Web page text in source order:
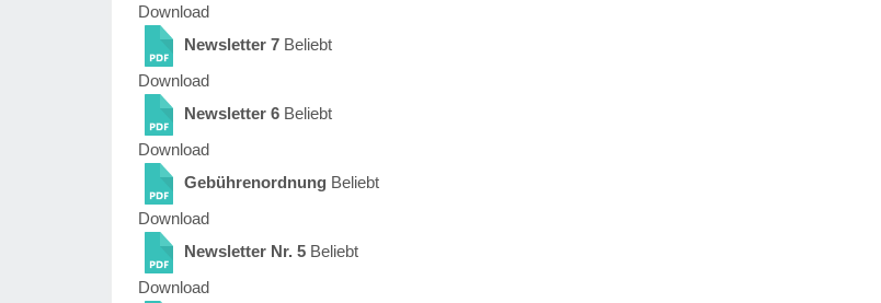
Download
Newsletter 7 Beliebt
Download
Newsletter 6 Beliebt
Download
Gebührenordnung Beliebt
Download
Newsletter Nr. 5 Beliebt
Download